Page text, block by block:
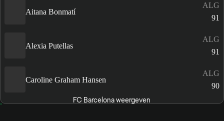
Aitana Bonmatí
ALG
91
Alexia Putellas
ALG
91
Caroline Graham Hansen
ALG
90
FC Barcelona weergeven